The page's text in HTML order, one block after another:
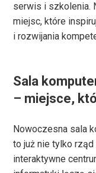
serwis i szkolenia.
miejsc, które
i rozwijania
Sala
– miejsce,
Nowoczesna sala
to już nie tylko rząd
interaktywne